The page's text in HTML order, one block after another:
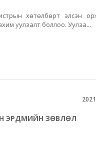
хөтөлбөрт элсэн
уулзалт боллоо. Уулза...
ЭРДМИЙН ЗӨВЛӨЛ